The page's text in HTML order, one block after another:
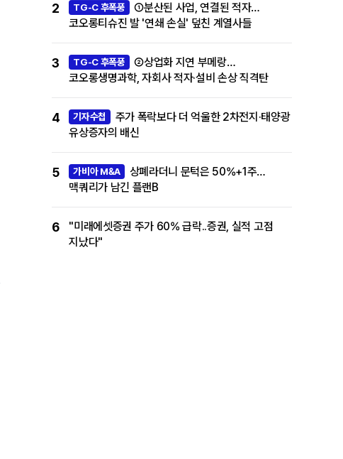
2 TG-C 후폭풍
①분산된 사업, 연결된 적자…
코오롱티슈진 발 '연쇄 손실' 덮친 계열사들
3 TG-C 후폭풍
②상업화 지연 부메랑…
코오롱생명과학, 자회사 적자·설비 손상 직격탄
4 기자수첩
주가 폭락보다 더 억울한 2차전지·태양광
유상증자의 배신
5 가비아 M&A
상폐라더니 문턱은 50%+1주…
맥쿼리가 남긴 플랜B
6
"미래에셋증권 주가 60% 급락..증권, 실적 고점
지났다"